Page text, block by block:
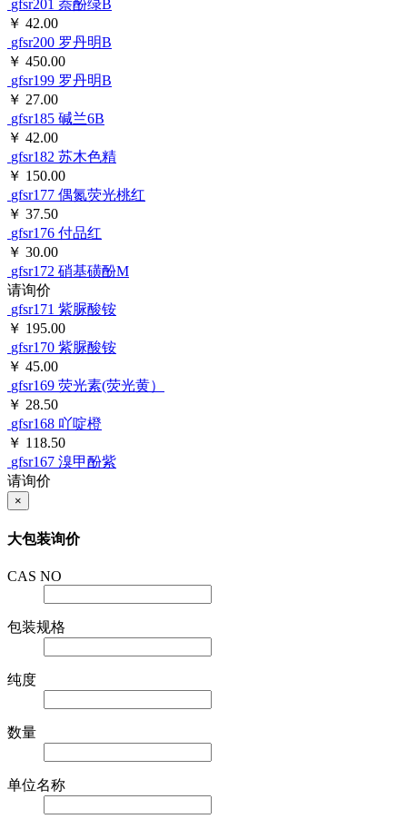
gfsr201萘酚绿B
￥ 42.00
gfsr200罗丹明B
￥ 450.00
gfsr199罗丹明B
￥ 27.00
gfsr185碱兰6B
￥ 42.00
gfsr182苏木色精
￥ 150.00
gfsr177偶氮荧光桃红
￥ 37.50
gfsr176付品红
￥ 30.00
gfsr172
硝基磺酚M
请询价
gfsr171
￥ 195.00
gfsr170
￥ 45.00
gfsr169
￥ 28.50
gfsr168
￥ 118.50
gfsr167
请询价